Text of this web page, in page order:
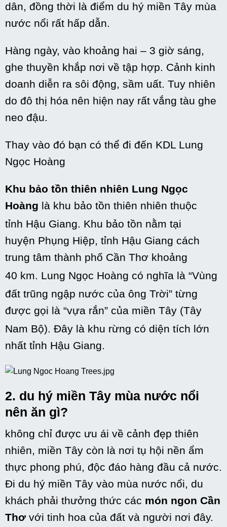
dân, đồng thời là điểm du hý miền Tây mùa
nước nổi rất hấp dẫn.
Hàng ngày, vào khoảng hai – 3 giờ sáng,
ghe thuyền khắp nơi về tập hợp. Cảnh kinh
doanh diễn ra sôi động, sầm uất. Tuy nhiên
do đô thị hóa nên hiện nay rất vắng tàu ghe
neo đậu.
Thay vào đó bạn có thể đi đến KDL Lung
Ngọc Hoàng
Khu bảo tồn thiên nhiên Lung Ngọc
Hoàng là khu bảo tồn thiên nhiên thuộc
tỉnh Hậu Giang. Khu bảo tồn nằm tại
huyện Phụng Hiệp, tỉnh Hậu Giang cách
trung tâm thành phố Cần Thơ khoảng
40 km. Lung Ngọc Hoàng có nghĩa là “Vùng
đất trũng ngập nước của ông Trời” từng
được gọi là “vựa rắn” của miền Tây (Tây
Nam Bộ). Đây là khu rừng có diện tích lớn
nhất tỉnh Hậu Giang.
2. du hý miền Tây mùa nước nổi
nên ăn gì?
không chỉ được ưu ái về cảnh đẹp thiên
nhiên, miền Tây còn là nơi tụ hội nền ẩm
thực phong phú, độc đáo hàng đầu cả nước.
Đi du hý miền Tây vào mùa nước nổi, du
khách phải thưởng thức các món ngon Cần
Thơ với tinh hoa của đất và người nơi đây.